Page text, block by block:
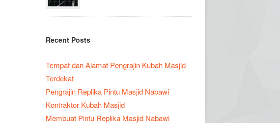
Recent Posts
Tempat dan Alamat Pengrajin Kubah Masjid
Terdekat
Pengrajin Replika Pintu Masjid Nabawi
Kontraktor Kubah Masjid
Membuat Pintu Replika Masjid Nabawi